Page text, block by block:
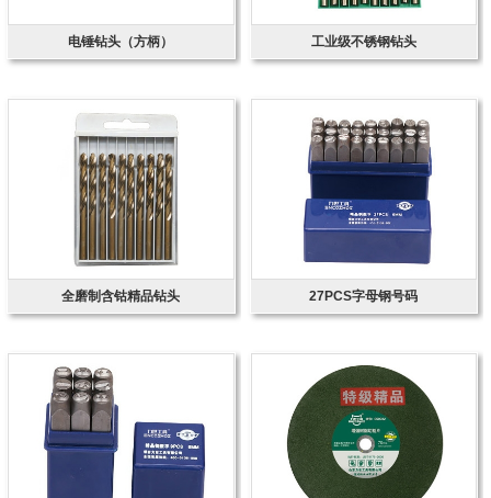
电锤钻头（方柄） 工业级不锈钢钻头
全磨制含钴精品钻头 27PCS字母钢号码